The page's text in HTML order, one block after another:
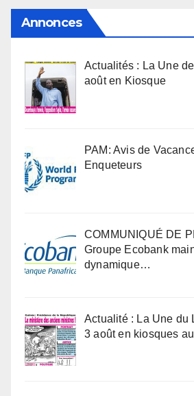
Annonces
Actualités : La Une
août en Kiosque
PAM: Avis de
Enqueteurs
COMMUNIQUÉ DE
Groupe Ecobank
dynamique…
Actualité : La Une du
3 août en kiosques